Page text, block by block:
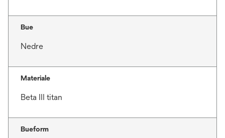
Bue
Nedre
Materiale
Beta III titan
Bueform